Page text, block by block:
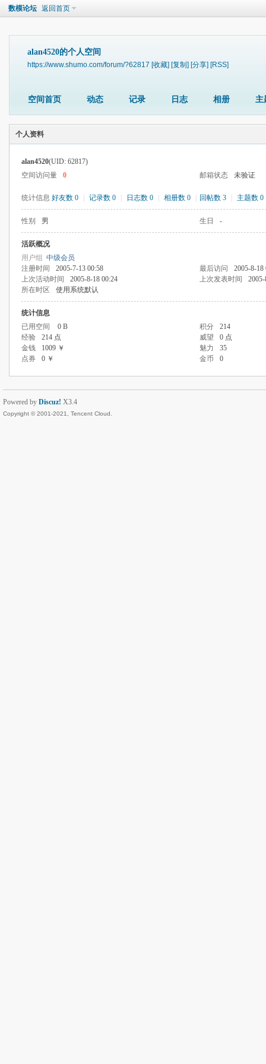
数模论坛 返回首页
alan4520的个人空间
https://www.shumo.com/forum/?62817 [收藏] [复制] [分享] [RSS]
空间首页 动态 记录 日志 相册 主
个人资料
alan4520(UID: 62817)
空间访问量
0 邮箱状态 未验证
统计信息 好友数 0 记录数 0 日志数 0 相册数 0 回帖数 3 主题数 0
性别 男 生日 -
活跃概况
用户组 中级会员
注册时间
2005-7-13 00:58 最后访问
2005-8-18
上次活动时间
2005-8-18 00:24 上次发表时间
所在时区
使用系统默认
统计信息
已用空间
0 B 积分
214
经验
214 点 威望
0 点
金钱
1009 ￥ 魅力
35
点券
0 ￥ 金币 0
Powered by Discuz! X3.4
Copyright © 2001-2021, Tencent Cloud.